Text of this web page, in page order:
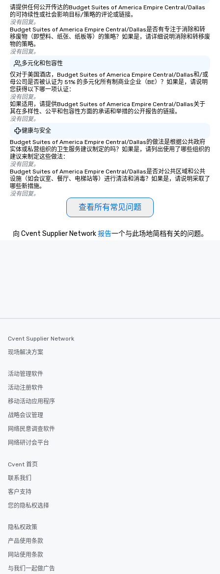
请提供任何公开传达的Budget Suites of America Empire Central/Dallas
的可持续性或社会影响目标/策略的评论或链接。
没有回复。
Budget Suites of America Empire Central/Dallas是否有专注于消除和转
移废物（即塑料、纸张、纸板等）的策略？如果是，请详细说明消除和转移废
物的策略。
没有回复。
多元化和包容性
仅对于美国酒店，Budget Suites of America Empire Central/Dallas和/或
母公司是否被认证为 51% 的多元化所有制商业企业（BE）？如果是，请说明
您获得以下哪一项认证：
没有回复。
如果适用，请提供Budget Suites of America Empire Central/Dallas关于
其在多样性、公平和包容性方面的承诺和举措的公开报告的链接。
没有回复。
健康与安全
Budget Suites of America Empire Central/Dallas的做法是根据公共政府
实体或私营组织的卫生服务建议制定的吗？如果是，请列出使用了哪些组织的
建议来制定这些做法：
没有回复。
Budget Suites of America Empire Central/Dallas是否对公共区域和公共
设施（如会议室、餐厅、电梯站等）进行清洁和消毒？如果是，请说明采取了
哪些新措施。
没有回复。
查看所有常见问题
向 Cvent Supplier Network报告一个与此场地简档有关的问题。
Cvent Supplier Network
现场解决方案
活动管理软件
活动注册软件
移动活动应用程序
战略会议管理
网络民意调查软件
网络研讨会平台
Cvent 首页
联系我们
客户支持
您的隐私权选择
隐私权政策
产品使用条款
网站使用条款
与我们一起做广告